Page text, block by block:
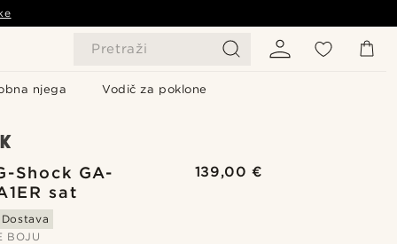
Pretraži
njega Vodič za poklone
Shock GA-
sat
139,00 €
BOJU